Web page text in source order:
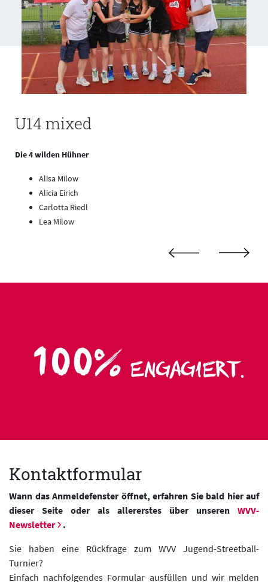
U14 mixed
Die 4 wilden Hühner
Alisa Milow
Alicia Eirich
Carlotta Riedl
Lea Milow
Kontaktformular
Wann das Anmeldefenster öffnet, erfahren Sie bald hier auf
dieser Seite oder als allererstes über unseren WVV-
Newsletter
.
Sie haben eine Rückfrage zum WVV Jugend-Streetball-
Turnier?
Einfach nachfolgendes Formular ausfüllen und wir melden